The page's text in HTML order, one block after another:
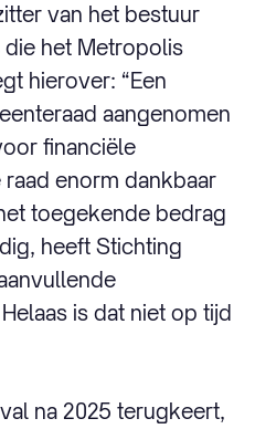
van het bestuur
het Metropolis
hierover: “Een
aangenomen
financiële
enorm dankbaar
toegekende bedrag
heeft Stichting
is dat niet op tijd
na 2025 terugkeert,